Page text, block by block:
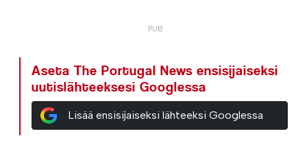
Aseta The Portugal News ensisijaiseksi
uutislähteeksesi Googlessa
Lisää ensisijaiseksi lähteeksi Googlessa